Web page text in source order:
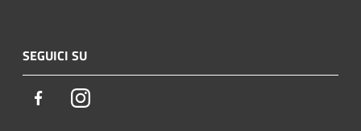
SEGUICI SU
FacebookInstagram